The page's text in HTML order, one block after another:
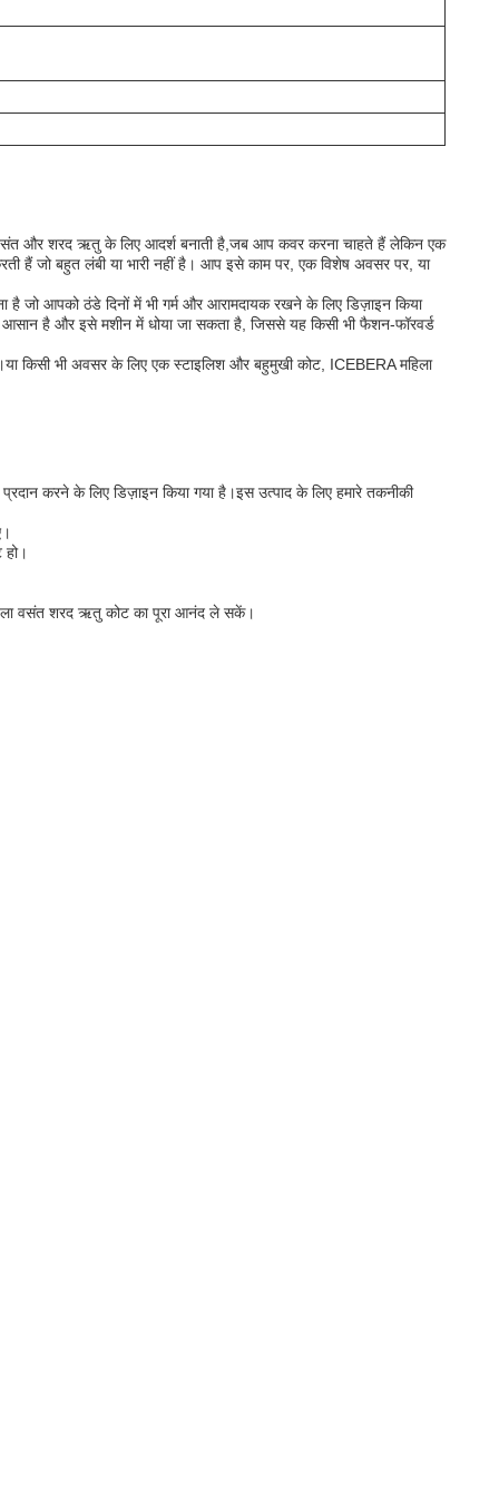
और शरद ऋतु के लिए आदर्श बनाती है,जब आप कवर करना चाहते हैं लेकिन एक
हैं जो बहुत लंबी या भारी नहीं है। आप इसे काम पर, एक विशेष अवसर पर, या
है जो आपको ठंडे दिनों में भी गर्म और आरामदायक रखने के लिए डिज़ाइन किया
है और इसे मशीन में धोया जा सकता है, जिससे यह किसी भी फैशन-फॉरवर्ड
भी अवसर के लिए एक स्टाइलिश और बहुमुखी कोट, ICEBERA महिला
करने के लिए डिज़ाइन किया गया है।इस उत्पाद के लिए हमारे तकनीकी
वसंत शरद ऋतु कोट का पूरा आनंद ले सकें।